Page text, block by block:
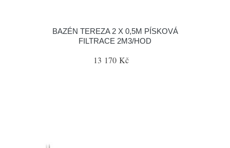
BAZÉN TEREZA 2 X 0,5M PÍSKOVÁ
FILTRACE 2M3/HOD
13 170 Kč